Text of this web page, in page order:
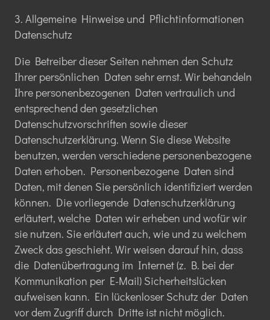
3. Allgemeine Hinweise und Pflichtinformationen
Datenschutz
Die Betreiber dieser Seiten nehmen den Schutz
Ihrer persönlichen Daten sehr ernst. Wir behandeln
Ihre personenbezogenen Daten vertraulich und
entsprechend den gesetzlichen
Datenschutzvorschriften sowie dieser
Datenschutzerklärung. Wenn Sie diese Website
benutzen, werden verschiedene personenbezogene
Daten erhoben. Personenbezogene Daten sind
Daten, mit denen Sie persönlich identifiziert werden
können. Die vorliegende Datenschutzerklärung
erläutert, welche Daten wir erheben und wofür wir
sie nutzen. Sie erläutert auch, wie und zu welchem
Zweck das geschieht. Wir weisen darauf hin, dass
die Datenübertragung im Internet (z. B. bei der
Kommunikation per E-Mail) Sicherheitslücken
aufweisen kann. Ein lückenloser Schutz der Daten
vor dem Zugriff durch Dritte ist nicht möglich.